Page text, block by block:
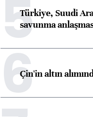
5Türkiye, Suudi
savunma
6Çin'in altın